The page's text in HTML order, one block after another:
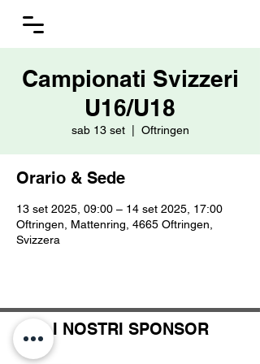
Campionati Svizzeri
U16/U18
sab 13 set
  |
Oftringen
Orario & Sede
13 set 2025, 09:00 – 14 set 2025, 17:00
Oftringen, Mattenring, 4665 Oftringen,
Svizzera
I NOSTRI SPONSOR